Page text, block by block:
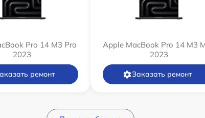
Pro 14 M3 Pro
2023
ремонт
Apple MacBook Pro 14 M3
2023
Заказать ремонт